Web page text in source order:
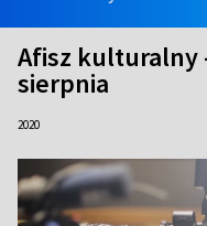
Afisz kulturalny -
sierpnia
2020